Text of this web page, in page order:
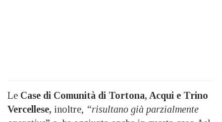
Le Case di Comunità di Tortona, Acqui e Trino
Vercellese, inoltre, “risultano già parzialmente